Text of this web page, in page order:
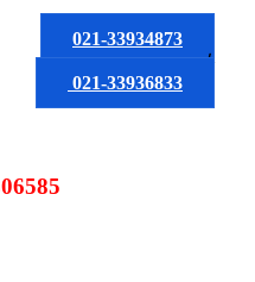
021-33934873
یا
021-33936833